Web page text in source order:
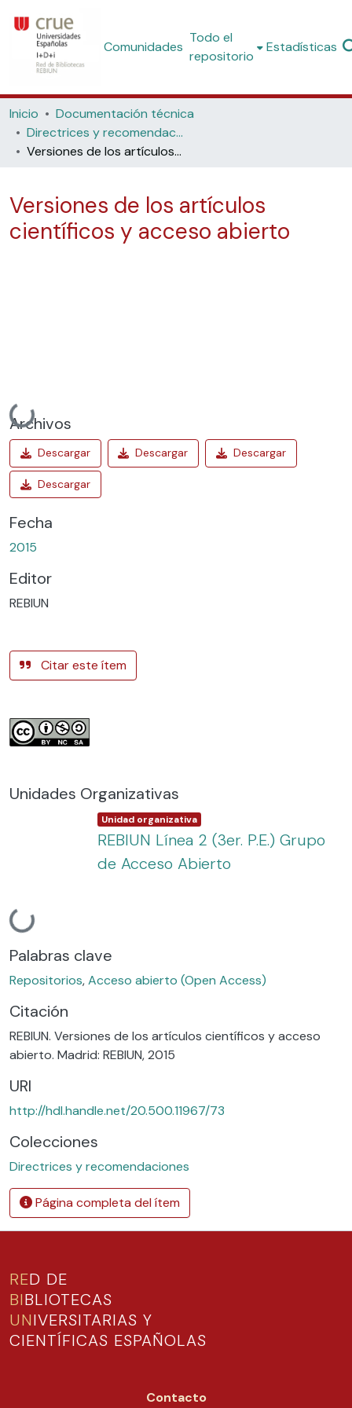
Comunidades
Todo el
repositorio
Estadísticas
Inicio
Documentación técnica
Directrices y recomendaciones
Versiones de los artículos científicos y acceso abierto
Versiones de los artículos
científicos y acceso abierto
Cargando...
Archivos
Fecha
2015
Editor
REBIUN
Citar este ítem
Unidades Organizativas
Cargando...
Item type:
Unidad organizativa ,
REBIUN Línea 2 (3er. P.E.) Grupo
de Acceso Abierto
Palabras clave
Repositorios,Acceso abierto (Open Access)
Citación
REBIUN. Versiones de los artículos científicos y acceso
abierto. Madrid: REBIUN, 2015
URI
http://hdl.handle.net/20.500.11967/73
Colecciones
Directrices y recomendaciones
Página completa del ítem
RED DE
BIBLIOTECAS
UNIVERSITARIAS Y
CIENTÍFICAS ESPAÑOLAS
Contacto